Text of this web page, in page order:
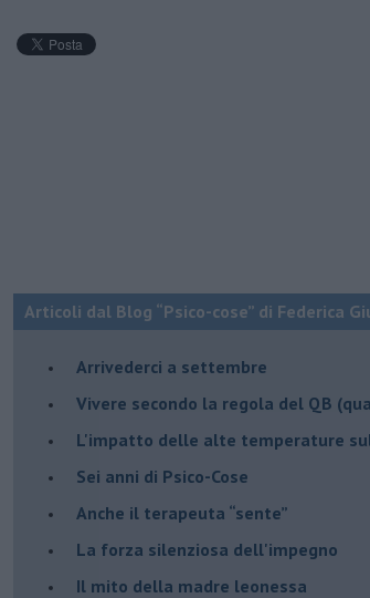
Articoli dal Blog “Psico-cose” di Federica
​Arrivederci a settembre
​Vivere secondo la regola del QB
​L'impatto delle alte temperature
Sei anni di Psico-Cose
​Anche il terapeuta “sente”
​La forza silenziosa dell'impegno
​Il mito della madre leonessa